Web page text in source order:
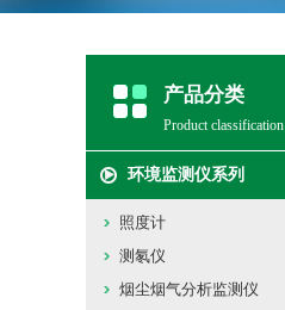
产品分类
Product classification
环境监测仪系列
照度计
测氡仪
烟尘烟气分析监测仪